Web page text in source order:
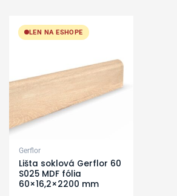
LEN NA ESHOPE
Gerflor
Lišta soklová Gerflor 60
S025 MDF fólia
60×16,2×2200 mm